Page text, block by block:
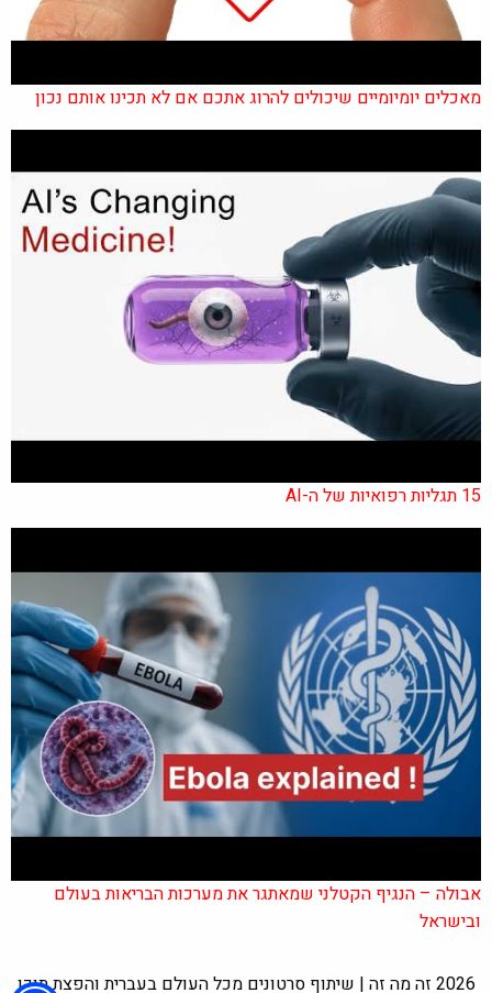
מאכלים יומיומיים שיכולים להרוג אתכם אם לא תכינו אותם נכון
15 תגליות רפואיות של ה-AI
אבולה – הנגיף הקטלני שמאתגר את מערכות הבריאות בעולם
ובישראל
2026 זה מה זה | שיתוף סרטונים מכל העולם בעברית והפצת תוכן